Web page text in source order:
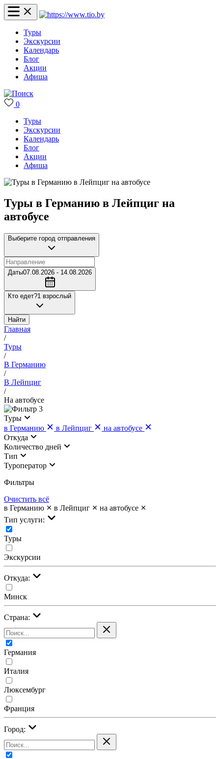
Туры
Экскурсии
Календарь
Блог
Акции
Афиша
0
Туры
Экскурсии
Календарь
Блог
Акции
Афиша
Туры в Германию в Лейпциг на
автобусе
Выберите город отправления
Даты07.08.2026 - 14.08.2026
Кто едет?1 взрослый
Найти
Главная
/
Туры
/
В Германию
/
В Лейпциг
/
На автобусе
3
Туры
в Германию
в Лейпциг
на автобусе
Откуда
Количество дней
Тип
Туроператор
Фильтры
Очистить всё
в Германию
в Лейпциг
на автобусе
Тип услуги:
Туры
Экскурсии
Откуда:
Минск
Страна:
Германия
Италия
Люксембург
Франция
Город: